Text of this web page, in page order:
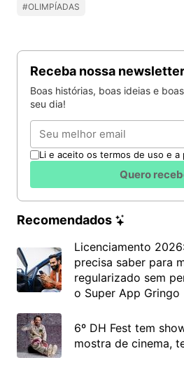
#OLIMPÍADAS
Receba nossa newsletter
Boas histórias, boas ideias e
seu dia!
Email
Li e aceito os termos de uso e a
Quero
Recomendados
Licenciamento
precisa saber para
regularizado sem
o Super App Gringo
6º DH Fest tem
mostra de cinema,